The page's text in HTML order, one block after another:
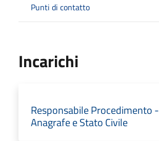
Punti di contatto
Incarichi
Responsabile Procedimento -
Anagrafe e Stato Civile